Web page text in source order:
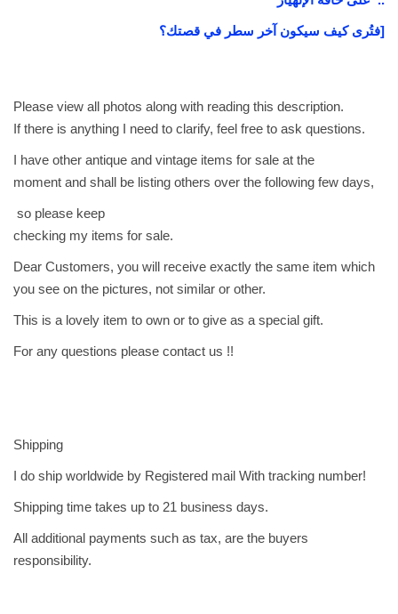
i
c
e
q
a
n
t
i
فتُرى كيف سيكون آخر سطر في قصتك؟]
Please view all photos along with reading this description.
If there is anything I need to clarify, feel free to ask questions.
I have other antique and vintage items for sale at the
moment and shall be listing others over the following few days,
so please keep
checking my items for sale.
Dear Customers, you will receive exactly the same item which
you see on the pictures, not similar or other.
This is a lovely item to own or to give as a special gift.
For any questions please contact us !!
Shipping
I do ship worldwide by Registered mail With tracking number!
Shipping time takes up to 21 business days.
All additional payments such as tax, are the buyers
responsibility.